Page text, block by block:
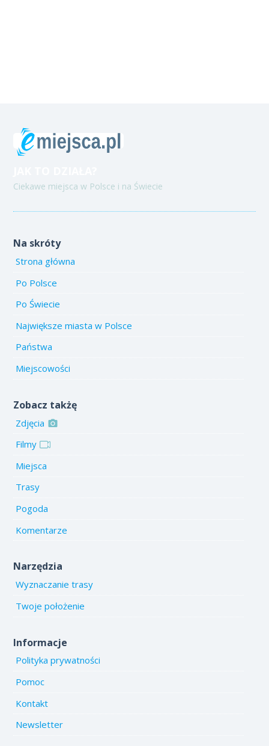
Ciekawe miejsca w Polsce i na Świecie
Na skróty
Strona główna
Po Polsce
Po Świecie
Największe miasta w Polsce
Państwa
Miejscowości
Zobacz takżę
Zdjęcia
Filmy
Miejsca
Trasy
Pogoda
Komentarze
Narzędzia
Wyznaczanie trasy
Twoje położenie
Informacje
Polityka prywatności
Pomoc
Kontakt
Newsletter